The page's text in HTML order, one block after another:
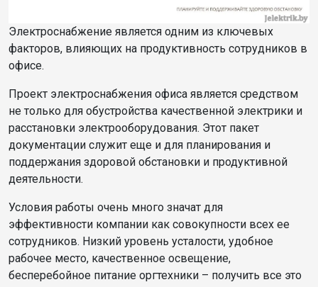
Электроснабжение является одним из ключевых
факторов, влияющих на продуктивность сотрудников в
офисе.
Проект электроснабжения офиса является средством
не только для обустройства качественной электрики и
расстановки электрооборудования. Этот пакет
документации служит еще и для планирования и
поддержания здоровой обстановки и продуктивной
деятельности.
Условия работы очень много значат для
эффективности компании как совокупности всех ее
сотрудников. Низкий уровень усталости, удобное
рабочее место, качественное освещение,
бесперебойное питание оргтехники – получить все это